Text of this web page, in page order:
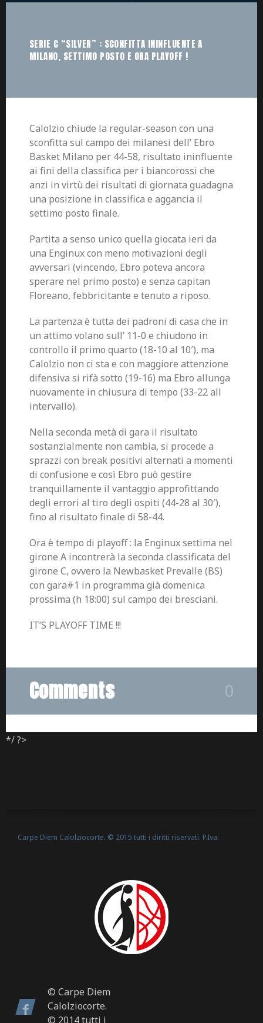
SERIE C “SILVER” : SCONFITTA ININFLUENTE A
MILANO, SETTIMO POSTO E ORA PLAYOFF !
Calolzio chiude la regular-season con una
sconfitta sul campo dei milanesi dell’ Ebro
Basket Milano per 44-58, risultato ininfluente
ai fini della classifica per i biancorossi che
anzi in virtù dei risultati di giornata guadagna
una posizione in classifica e aggancia il
settimo posto finale.
Partita a senso unico quella giocata ieri da
una Enginux con meno motivazioni degli
avversari (vincendo, Ebro poteva ancora
sperare nel primo posto) e senza capitan
Floreano, febbricitante e tenuto a riposo.
La partenza è tutta dei padroni di casa che in
un attimo volano sull’ 11-0 e chiudono in
controllo il primo quarto (18-10 al 10′), ma
Calolzio non ci sta e con maggiore attenzione
difensiva si rifà sotto (19-16) ma Ebro allunga
nuovamente in chiusura di tempo (33-22 all
intervallo).
Nella seconda metà di gara il risultato
sostanzialmente non cambia, si procede a
sprazzi con break positivi alternati a momenti
di confusione e così Ebro può gestire
tranquillamente il vantaggio approfittando
degli errori al tiro degli ospiti (44-28 al 30′),
fino al risultato finale di 58-44.
Ora è tempo di playoff : la Enginux settima nel
girone A incontrerà la seconda classificata del
girone C, ovvero la Newbasket Prevalle (BS)
con gara#1 in programma già domenica
prossima (h 18:00) sul campo dei bresciani.
IT’S PLAYOFF TIME !!!
Comments 0
*/ ?>
Carpe Diem Calolziocorte. © 2015 tutti i diritti riservati. P.Iva:
© Carpe Diem
Calolziocorte.
© 2014 tutti i